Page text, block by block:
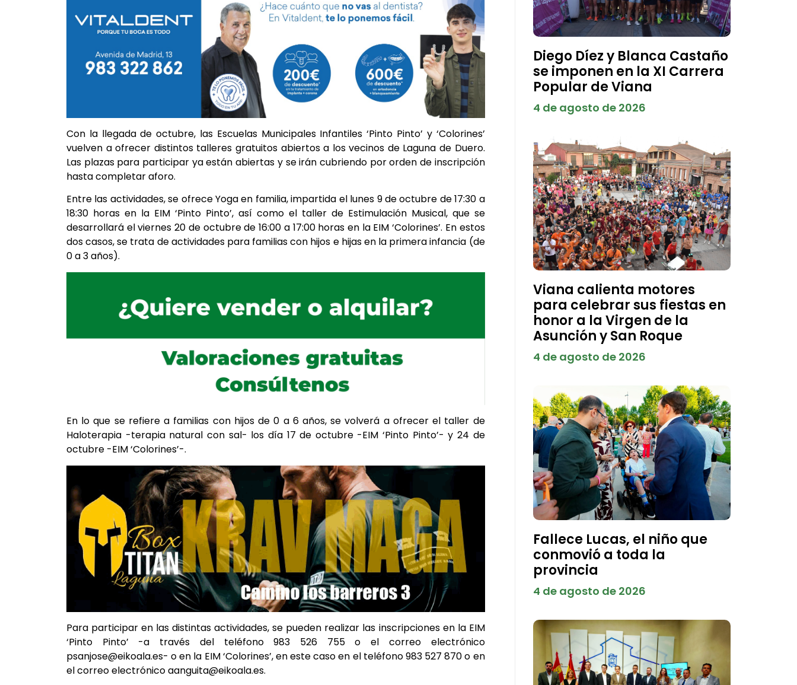
Con la llegada de octubre, las Escuelas Municipales Infantiles ‘Pinto Pinto’ y ‘Colorines’
vuelven a ofrecer distintos talleres gratuitos abiertos a los vecinos de Laguna de Duero.
Las plazas para participar ya están abiertas y se irán cubriendo por orden de inscripción
hasta completar aforo.
Entre las actividades, se ofrece Yoga en familia, impartida el lunes 9 de octubre de 17:30 a
18:30 horas en la EIM ‘Pinto Pinto’, así como el taller de Estimulación Musical, que se
desarrollará el viernes 20 de octubre de 16:00 a 17:00 horas en la EIM ‘Colorines’. En estos
dos casos, se trata de actividades para familias con hijos e hijas en la primera infancia (de
0 a 3 años).
En lo que se refiere a familias con hijos de 0 a 6 años, se volverá a ofrecer el taller de
Haloterapia -terapia natural con sal- los día 17 de octubre -EIM ‘Pinto Pinto’- y 24 de
octubre -EIM ‘Colorines’-.
Para participar en las distintas actividades, se pueden realizar las inscripciones en la EIM
‘Pinto Pinto’ -a través del teléfono 983 526 755 o el correo electrónico
psanjose@eikoala.es- o en la EIM ‘Colorines’, en este caso en el teléfono 983 527 870 o en
el correo electrónico aanguita@eikoala.es.
Diego Díez y Blanca Castaño
se imponen en la XI Carrera
Popular de Viana
4 de agosto de 2026
Viana calienta motores
para celebrar sus fiestas en
honor a la Virgen de la
Asunción y San Roque
4 de agosto de 2026
Fallece Lucas, el niño que
conmovió a toda la
provincia
4 de agosto de 2026